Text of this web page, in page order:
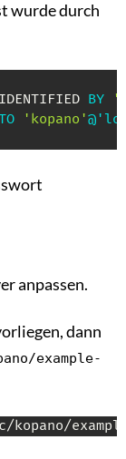
wurde durch
BY
'kopano'
anpassen.
dann
example-